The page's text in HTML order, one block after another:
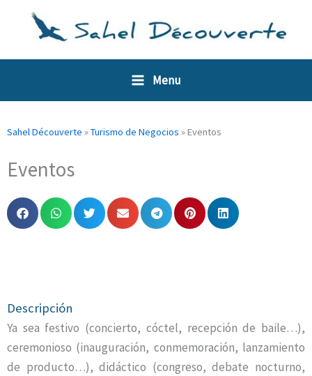
Menu
Sahel Découverte »Turismo de Negocios »Eventos
Eventos
Descripción
Ya sea festivo (concierto, cóctel, recepción de baile…),
ceremonioso (inauguración, conmemoración, lanzamiento
de producto…), didáctico (congreso, debate nocturno,
Panel de gestión de cookies